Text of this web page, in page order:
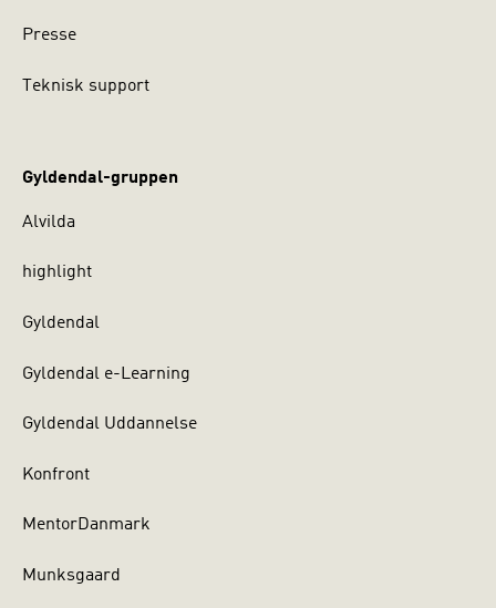
Presse
Teknisk support
Gyldendal-gruppen
Alvilda
highlight
Gyldendal
Gyldendal e-Learning
Gyldendal Uddannelse
Konfront
MentorDanmark
Munksgaard